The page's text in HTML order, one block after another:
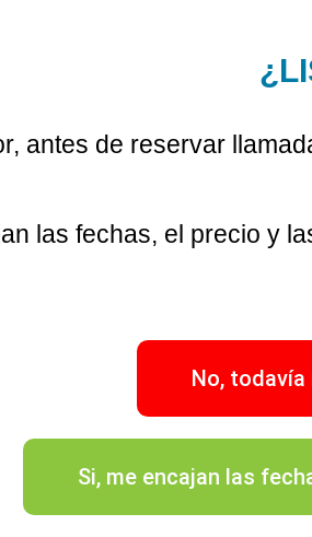
antes de reservar
las fechas, el precio y
No,
Si, me encajan las